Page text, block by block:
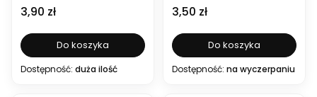
Cena
3,90 zł
Do koszyka
Dostępność: duża ilość
Cena
3,50 zł
Do koszyka
Dostępność: na wyczerpaniu